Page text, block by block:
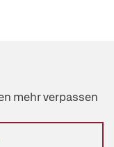
mehr verpassen